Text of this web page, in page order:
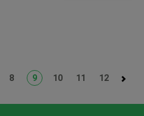
8 9 10 11 12